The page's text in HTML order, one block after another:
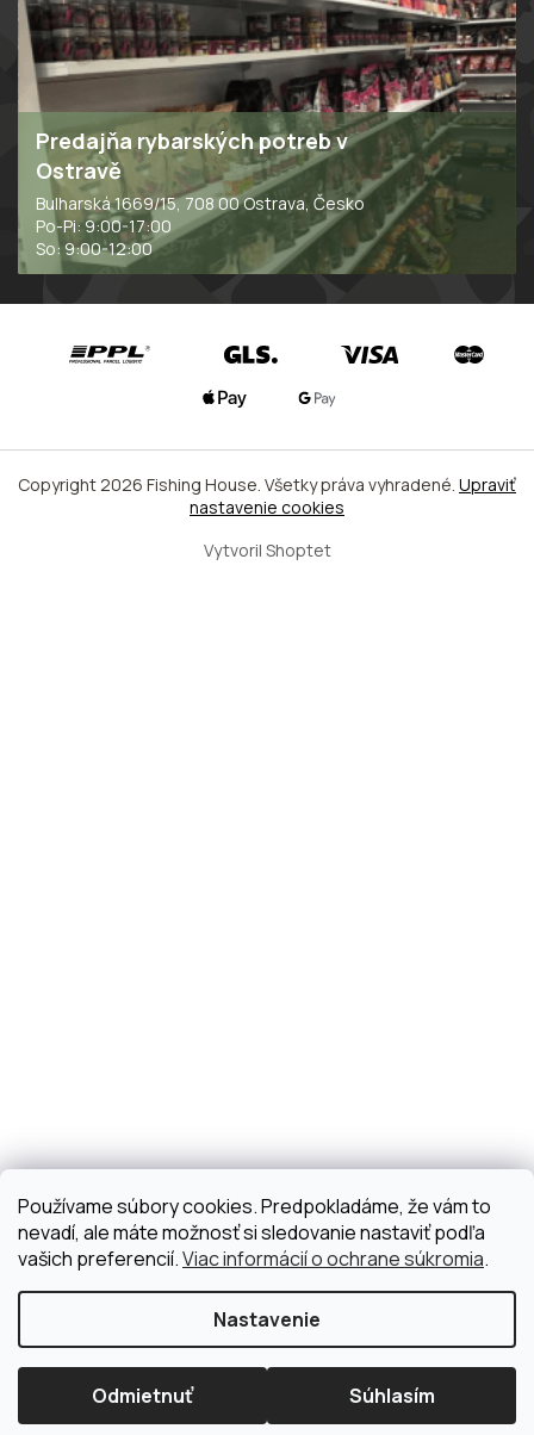
Používame súbory cookies. Predpokladáme, že vám to
nevadí, ale máte možnosť si sledovanie nastaviť podľa
vašich preferencií.Viac informácií o ochrane súkromia.
Nastavenie
Odmietnuť Súhlasím
Predajňa rybarských potreb v
Ostravě
Bulharská 1669/15, 708 00 Ostrava, Česko
Po-Pi: 9:00-17:00
So: 9:00-12:00
Vytvoril Shoptet
Copyright 2026 Fishing House. Všetky práva vyhradené. Upraviť
nastavenie cookies